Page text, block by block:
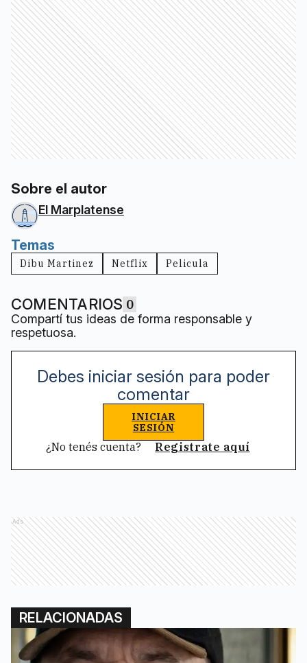
Sobre el autor
El Marplatense
Temas
Dibu Martinez Netflix Pelicula
COMENTARIOS 0
Compartí tus ideas de forma responsable y
respetuosa.
Debes iniciar sesión para poder
comentar
INICIAR
SESIÓN
¿No tenés cuenta? Registrate aquí
Ads
RELACIONADAS